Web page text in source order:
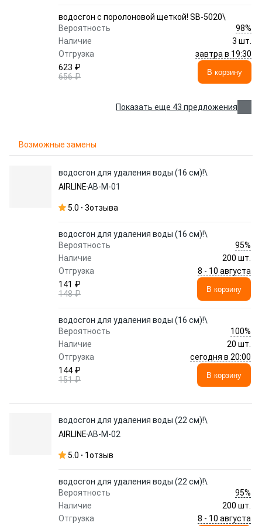
водосгон с поролоновой щеткой! SB-5020\
Вероятность
98%
Наличие
3 шт.
Отгрузка
завтра в 19:30
623 ₽
656 ₽
В корзину
Показать еще 43 предложения
Возможные замены
водосгон для удаления воды (16 см)!\
AIRLINEAB-M-01
5.0 3отзыва
водосгон для удаления воды (16 см)!\
Вероятность
95%
Наличие
200 шт.
Отгрузка
8 - 10 августа
141 ₽
148 ₽
В корзину
водосгон для удаления воды (16 см)!\
Вероятность
100%
Наличие
20 шт.
Отгрузка
сегодня в 20:00
144 ₽
151 ₽
В корзину
водосгон для удаления воды (22 см)!\
AIRLINEAB-M-02
5.0 1отзыв
водосгон для удаления воды (22 см)!\
Вероятность
95%
Наличие
200 шт.
Отгрузка
8 - 10 августа